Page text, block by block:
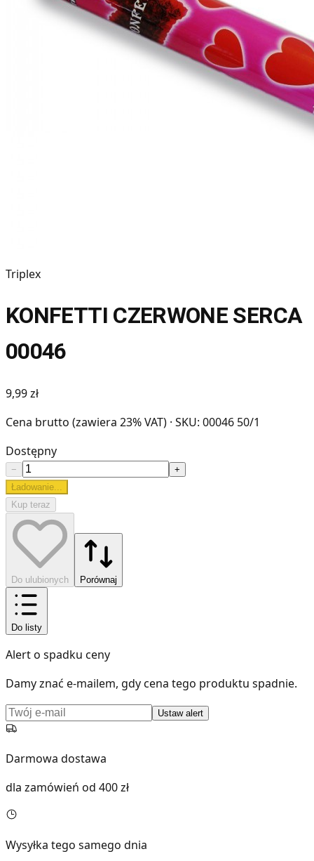
Triplex
KONFETTI CZERWONE SERCA
00046
9,99 zł
Cena brutto (zawiera 23% VAT) · SKU: 00046 50/1
Dostępny
−
+
Ładowanie...
Kup teraz
Do ulubionych Porównaj
Do listy
Alert o spadku ceny
Damy znać e-mailem, gdy cena tego produktu spadnie.
Ustaw alert
Darmowa dostawa
dla zamówień od 400 zł
Wysyłka tego samego dnia